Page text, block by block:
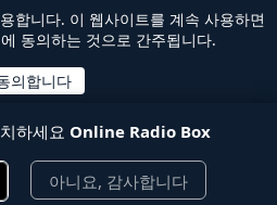
합니다. 이 웹사이트를 계속 사용하면
동의하는 것으로 간주됩니다.
하세요 Online Radio Box
아니요, 감사합니다